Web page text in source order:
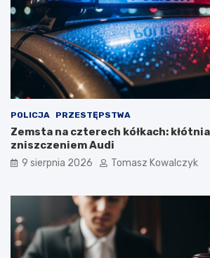
POLICJA PRZESTĘPSTWA
Zemsta na czterech kółkach:
zniszczeniem Audi
9 sierpnia 2026 Tomasz Kowalczyk